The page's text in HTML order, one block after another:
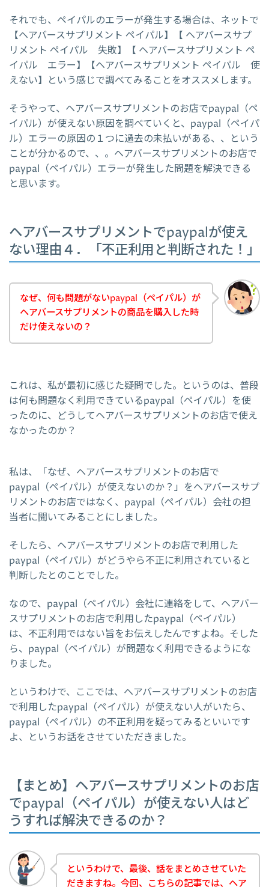
それでも、ペイパルのエラーが発生する場合は、ネットで
【ヘアバースサプリメント ペイパル】【 ヘアバースサプ
リメント ペイパル 失敗】【 ヘアバースサプリメント ペ
イパル エラー】【ヘアバースサプリメント ペイパル 使
えない】という感じで調べてみることをオススメします。
そうやって、ヘアバースサプリメントのお店でpaypal（ペ
イパル）が使えない原因を調べていくと、paypal（ペイパ
ル）エラーの原因の１つに過去の未払いがある、、という
ことが分かるので、、。ヘアバースサプリメントのお店で
paypal（ペイパル）エラーが発生した問題を解決できる
と思います。
ヘアバースサプリメントでpaypalが使え
ない理由４．「不正利用と判断された！」
なぜ、何も問題がないpaypal（ペイパル）が
ヘアバースサプリメントの商品を購入した時
だけ使えないの？
これは、私が最初に感じた疑問でした。というのは、普段
は何も問題なく利用できているpaypal（ペイパル）を使
ったのに、どうしてヘアバースサプリメントのお店で使え
なかったのか？
私は、「なぜ、ヘアバースサプリメントのお店で
paypal（ペイパル）が使えないのか？」をヘアバースサプ
リメントのお店ではなく、paypal（ペイパル）会社の担
当者に聞いてみることにしました。
そしたら、ヘアバースサプリメントのお店で利用した
paypal（ペイパル）がどうやら不正に利用されていると
判断したとのことでした。
なので、paypal（ペイパル）会社に連絡をして、ヘアバー
スサプリメントのお店で利用したpaypal（ペイパル）
は、不正利用ではない旨をお伝えしたんですよね。そした
ら、paypal（ペイパル）が問題なく利用できるようにな
りました。
というわけで、ここでは、ヘアバースサプリメントのお店
で利用したpaypal（ペイパル）が使えない人がいたら、
paypal（ペイパル）の不正利用を疑ってみるといいです
よ、というお話をさせていただきました。
【まとめ】ヘアバースサプリメントのお店
でpaypal（ペイパル）が使えない人はど
うすれば解決できるのか？
というわけで、最後、話をまとめさせていた
だきますね。今回、こちらの記事では、ヘア